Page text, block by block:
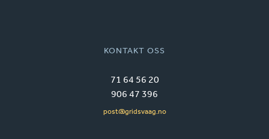
KONTAKT OSS
71 64 56 20
906 47 396
post@gridsvaag.no